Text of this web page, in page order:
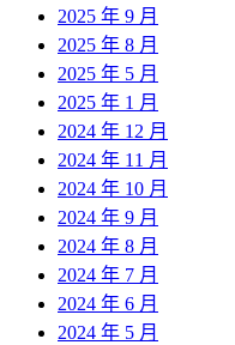
2025 年 9 月
2025 年 8 月
2025 年 5 月
2025 年 1 月
2024 年 12 月
2024 年 11 月
2024 年 10 月
2024 年 9 月
2024 年 8 月
2024 年 7 月
2024 年 6 月
2024 年 5 月